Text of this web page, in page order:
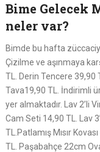
Bime Gelecek
neler var?
Bimde bu hafta
Çizilme ve aşınmaya
TL. Derin Tencere 39,90
Tava19,90 TL. İndirimli
yer almaktadır. Lav 2’li
Cam Seti 14,90 TL. Lav
TL.Patlamış Mısır
TL. Paşabahçe 22cm